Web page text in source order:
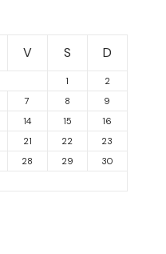
V S D
1
2
7 8
9
14 15
16
21 22
23
28 29
30